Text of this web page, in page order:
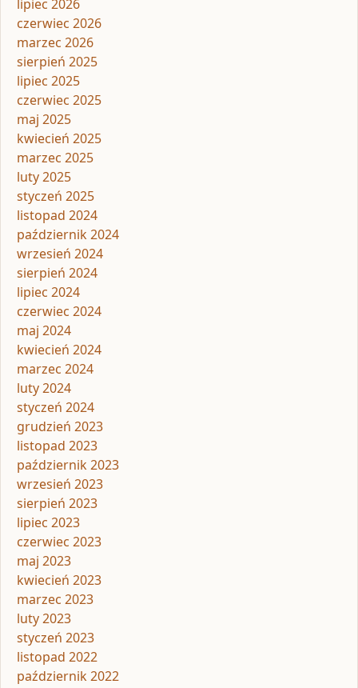
lipiec 2026
czerwiec 2026
marzec 2026
sierpień 2025
lipiec 2025
czerwiec 2025
maj 2025
kwiecień 2025
marzec 2025
luty 2025
styczeń 2025
listopad 2024
październik 2024
wrzesień 2024
sierpień 2024
lipiec 2024
czerwiec 2024
maj 2024
kwiecień 2024
marzec 2024
luty 2024
styczeń 2024
grudzień 2023
listopad 2023
październik 2023
wrzesień 2023
sierpień 2023
lipiec 2023
czerwiec 2023
maj 2023
kwiecień 2023
marzec 2023
luty 2023
styczeń 2023
listopad 2022
październik 2022